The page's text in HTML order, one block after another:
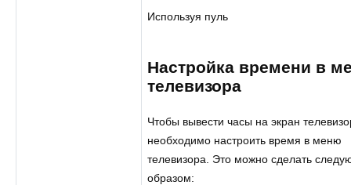
Используя пуль
Настройка времени в
телевизора
Чтобы вывести часы на экран
необходимо настроить время в меню
телевизора. Это можно сделать
образом: